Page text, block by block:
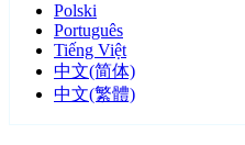
Polski
Português
Tiếng Việt
中文(简体)
中文(繁體)